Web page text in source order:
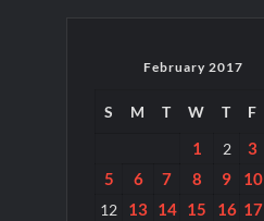
February 2017
S M T W T F
1 2 3
5
6 7 8 9 10
12 13 14 15 16 17